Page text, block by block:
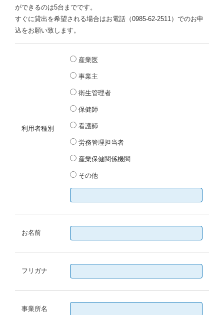
ができるのは5台までです。
すぐに貸出を希望される場合はお電話（0985-62-2511）でのお申
込をお願い致します。
利用者種別
産業医
事業主
衛生管理者
保健師
看護師
労務管理担当者
産業保健関係機関
その他
お名前
フリガナ
事業所名